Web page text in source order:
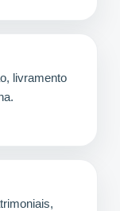
livramento